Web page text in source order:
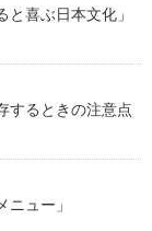
喜ぶ日本文化」
するときの注意点
ュー」